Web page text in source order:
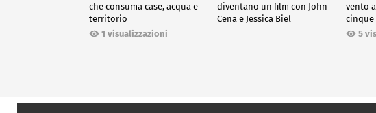
che consuma case, acqua e
territorio
1 visualizzazioni
diventano un film con John
Cena e Jessica Biel
vento
cinque
5